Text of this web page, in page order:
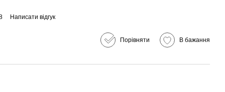
Написати відгук
Порівняти В бажання